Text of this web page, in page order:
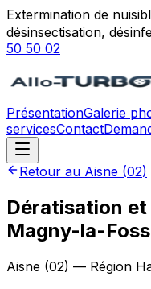
Extermination de
désinsectisation,
50 50 02
PrésentationGalerie
servicesContact
Retour au Aisne (02)
Dératisation
Magny-la-
Aisne (02) — Région